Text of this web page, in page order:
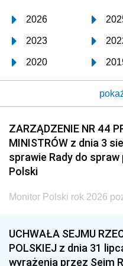
2026
2023
2020
2017
2014
2011
2008
2005
1996
1993
ZARZĄDZENIE NR 44
MINISTRÓW z dnia 3
sprawie Rady do
Polski
Monitor Polski rok 2026
UCHWAŁA SEJMU
POLSKIEJ z dnia 31
wyrażenia przez Sejm